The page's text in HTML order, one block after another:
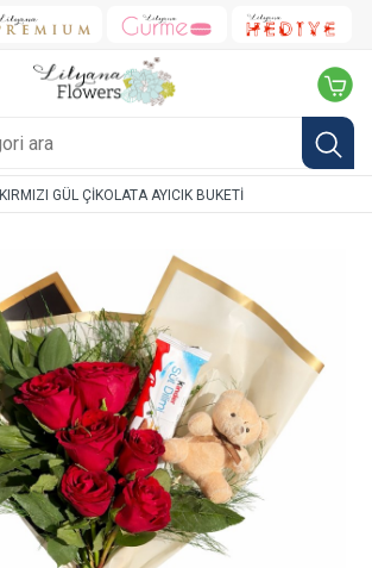
KIRMIZI GÜL ÇIKOLATA AYICIK BUKETI